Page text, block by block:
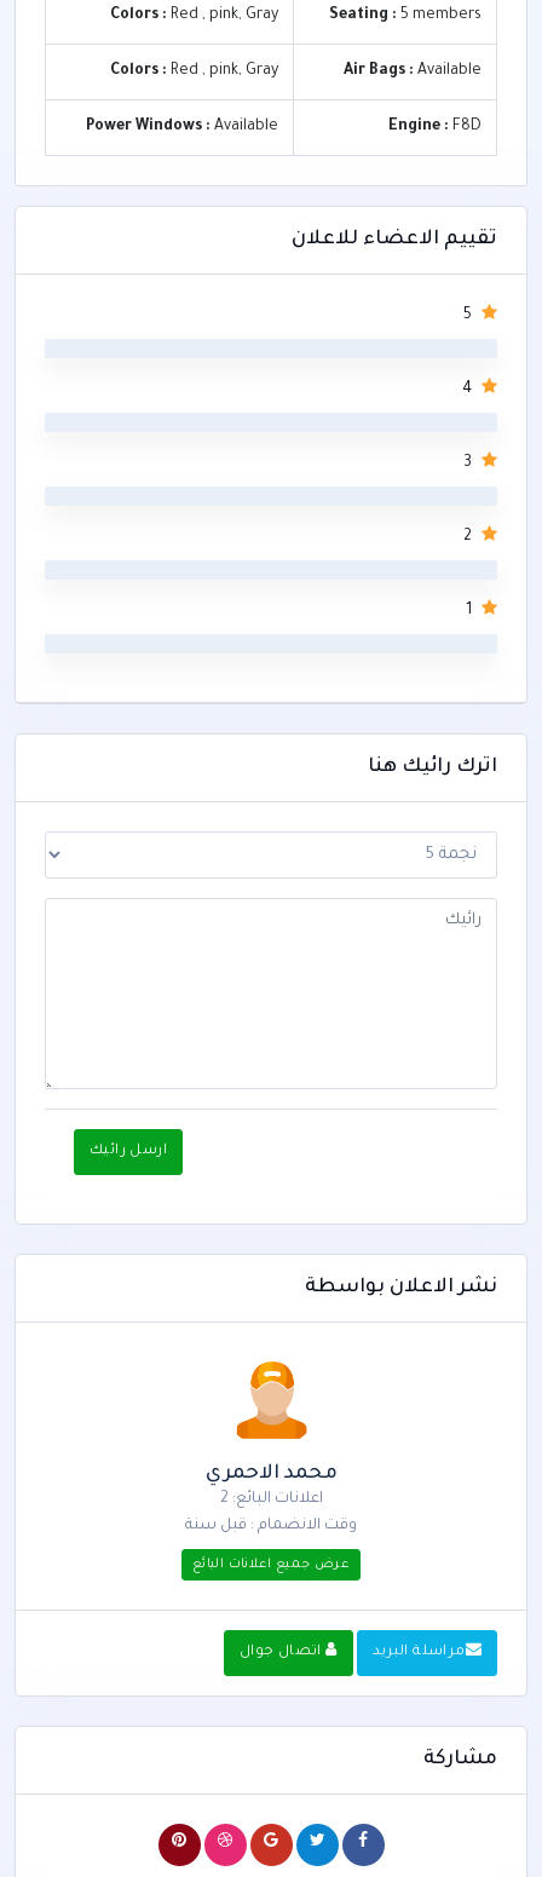
Seating : 5 members
Colors : Red , pink, Gray
Air Bags : Available
Colors : Red , pink, Gray
Engine : F8D
Power Windows : Available
تقييم الاعضاء للاعلان
5
4
3
2
1
اترك رائيك هنا
ارسل رائيك
نشر الاعلان بواسطة
محمد الاحمري
اعلانات البائع: 2
وقت الانضمام : قبل سنة
عرض جميع اعلانات البائع
مراسلة البريد اتصال جوال
مشاركة